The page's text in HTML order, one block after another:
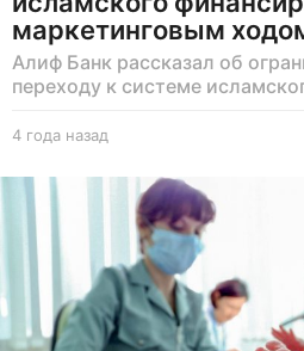
маркетинговым
Алиф Банк рассказал об
переходу к системе
4 года назад
о
а
з
а
д